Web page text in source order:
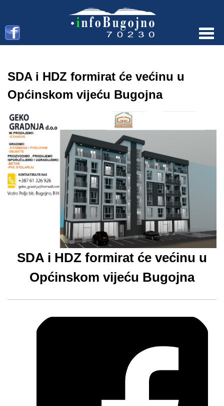
SDA i HDZ formirat će većinu u
Općinskom vijeću Bugojna
SDA i HDZ formirat će većinu u
Općinskom vijeću Bugojna